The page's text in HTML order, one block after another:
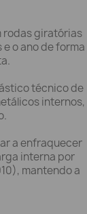
rodas giratórias
o ano de forma
técnico de
internos,
a enfraquecer
interna por
mantendo a